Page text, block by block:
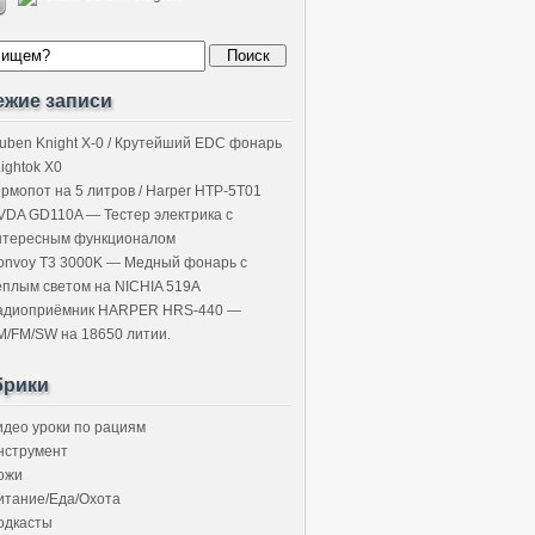
записи
Knight X-0 / Крутейший EDC фонарь
X0
на 5 литров / Harper HTP-5T01
GD110A — Тестер электрика с
функционалом
T3 3000K — Медный фонарь с
светом на NICHIA 519A
HARPER HRS-440 —
FM/SW на 18650 литии.
уроки по рациям
Еда/Охота